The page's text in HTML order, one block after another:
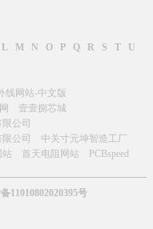
L M N O P Q R S T
U
线网站-中文版
壹壹捌芯城
公司
公司
中关寸元坤智造工厂
站 首天电阻网站 PCBspeed
11010802020395号